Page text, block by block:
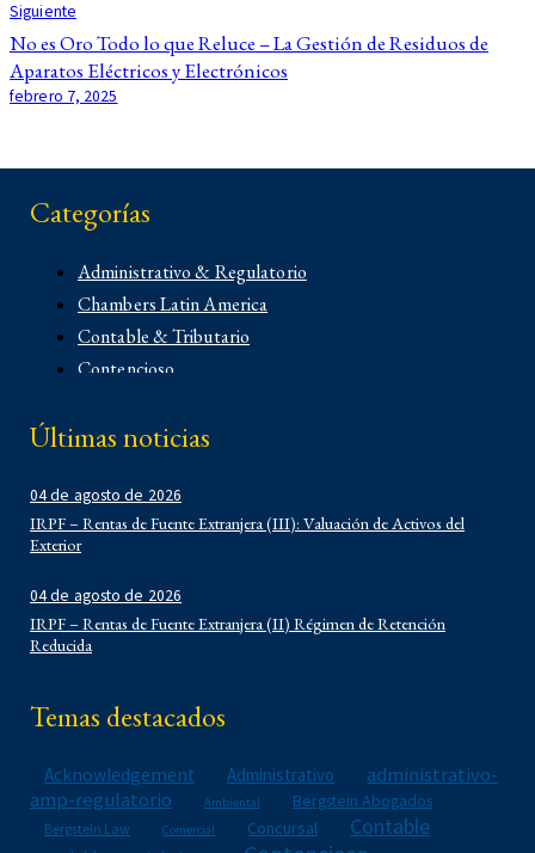
Siguiente
No es Oro Todo lo que Reluce – La Gestión de Residuos de
Aparatos Eléctricos y Electrónicos
febrero 7, 2025
Categorías
Administrativo & Regulatorio
Chambers Latin America
Contable & Tributario
Contencioso
Corporativo
Derecho Administrativo
IFLR 1000
Laboral
Latin Lawyer 250
Legal 500
Migratorio
Notarial
Propiedad Intelectual
Últimas noticias
04 de agosto de 2026
IRPF – Rentas de Fuente Extranjera (III): Valuación de Activos del
Exterior
04 de agosto de 2026
IRPF – Rentas de Fuente Extranjera (II) Régimen de Retención
Reducida
Temas destacados
Acknowledgement Administrativo
administrativo-
amp-regulatorio
Ambiental Bergstein Abogados
Bergstein Law Comercial Concursal Contable